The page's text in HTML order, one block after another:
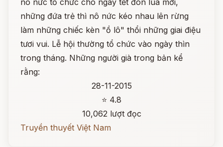
nô nức tổ chức cho ngày tết đón lúa mới,
những đứa trẻ thì nô nức kéo nhau lên rừng
làm những chiếc kèn "ồ lô" thổi những giai điệu
tươi vui. Lễ hội thường tổ chức vào ngày thìn
trong tháng. Những người già trong bản kể
rằng:
28-11-2015
⭐ 4.8
10,062 lượt đọc
Truyền thuyết Việt Nam